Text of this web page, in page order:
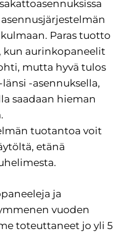
Paras tuotto
kun aurinkopaneelit
mutta hyvä tulos
-asennuksella,
saadaan hieman
tuotantoa voit
etänä
ja
vuoden
toteuttaneet jo yli 5